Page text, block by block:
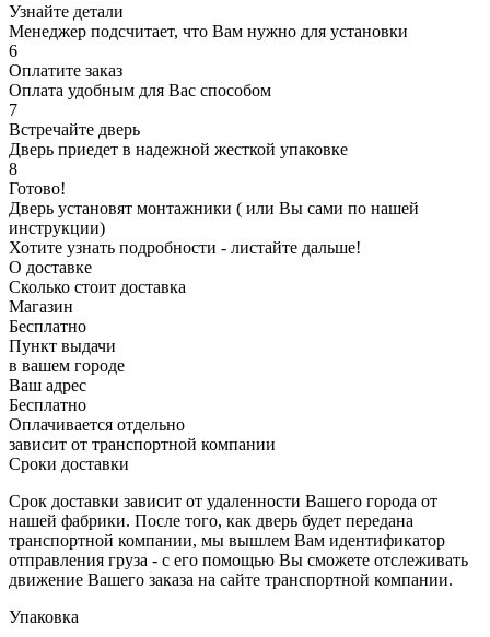
Узнайте детали
Менеджер подсчитает, что Вам нужно для установки
6
Оплатите заказ
Оплата удобным для Вас способом
7
Встречайте дверь
Дверь приедет в надежной жесткой упаковке
8
Готово!
Дверь установят монтажники ( или Вы сами по нашей
инструкции)
Хотите узнать подробности - листайте дальше!
О доставке
Сколько стоит доставка
Магазин
Бесплатно
Пункт выдачи
в вашем городе
Ваш адрес
Бесплатно
Оплачивается отдельно
зависит от транспортной компании
Сроки доставки
Срок доставки зависит от удаленности Вашего города от
нашей фабрики. После того, как дверь будет передана
транспортной компании, мы вышлем Вам идентификатор
отправления груза - с его помощью Вы сможете отслеживать
движение Вашего заказа на сайте транспортной компании.
Упаковка